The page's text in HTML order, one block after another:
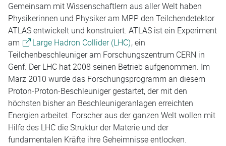
Gemeinsam mit Wissenschaftlern aus aller Welt haben
Physikerinnen und Physiker am MPP den Teilchendetektor
ATLAS entwickelt und konstruiert. ATLAS ist ein Experiment
am
Large Hadron Collider (LHC), ein
Teilchenbeschleuniger am Forschungszentrum CERN in
Genf. Der LHC hat 2008 seinen Betrieb aufgenommen. Im
März 2010 wurde das Forschungsprogramm an diesem
Proton-Proton-Beschleuniger gestartet, der mit den
höchsten bisher an Beschleunigeranlagen erreichten
Energien arbeitet. Forscher aus der ganzen Welt wollen mit
Hilfe des LHC die Struktur der Materie und der
fundamentalen Kräfte ihre Geheimnisse entlocken.